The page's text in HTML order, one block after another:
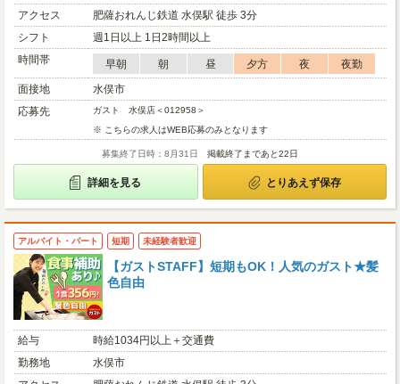
アクセス
肥薩おれんじ鉄道 水俣駅 徒歩 3分
シフト
週1日以上 1日2時間以上
時間帯
早朝 朝 昼 夕方 夜
夜勤
面接地
水俣市
応募先
ガスト 水俣店＜012958＞
※ こちらの求人はWEB応募のみとなります
募集終了日時：8月31日 掲載終了まであと22日
詳細を見る とりあえず保存
アルバイト・パート 短期 未経験者歓迎
【ガストSTAFF】短期もOK！人気のガスト★髪
色自由
給与
時給1034円以上＋交通費
勤務地
水俣市